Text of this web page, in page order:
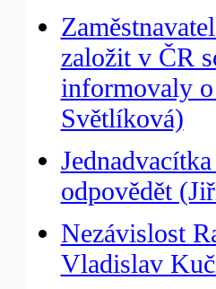
založit v ČR
informovaly o
Světlíková)
odpovědět
Nezávislost
Vladislav